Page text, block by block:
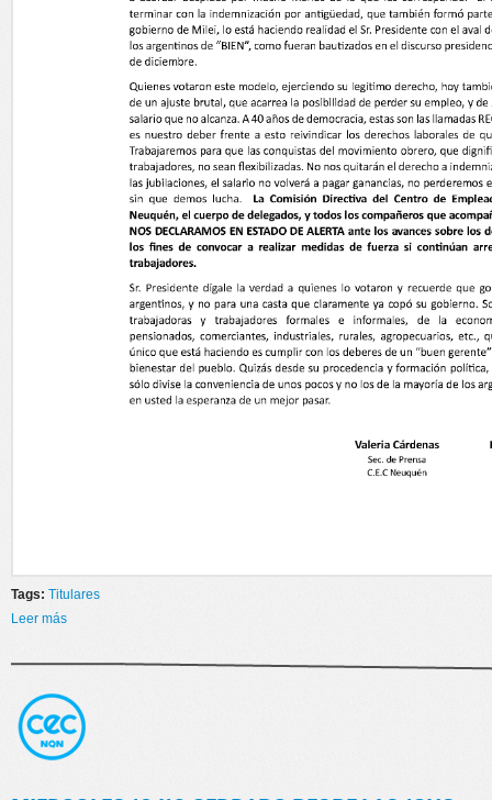
Tags: Titulares
Leer más